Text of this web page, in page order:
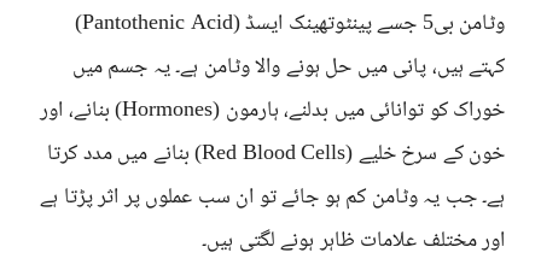
وٹامن بی5 جسے پینٹوتھینک ایسڈ (Pantothenic Acid)
کہتے ہیں، پانی میں حل ہونے والا وٹامن ہے۔ یہ جسم میں
خوراک کو توانائی میں بدلنے، ہارمون (Hormones) بنانے، اور
خون کے سرخ خلیے (Red Blood Cells) بنانے میں مدد کرتا
ہے۔ جب یہ وٹامن کم ہو جائے تو ان سب عملوں پر اثر پڑتا ہے
اور مختلف علامات ظاہر ہونے لگتی ہیں۔